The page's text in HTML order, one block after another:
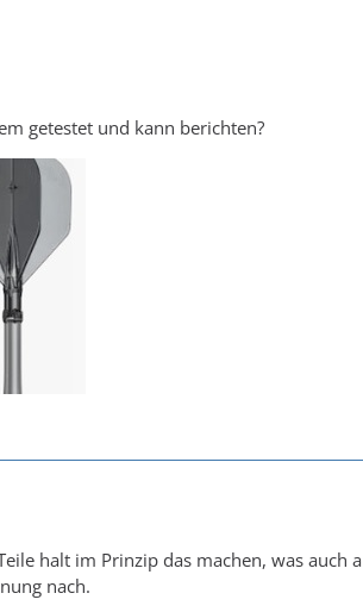
getestet und kann berichten?
halt im Prinzip das machen, was auch
nach.